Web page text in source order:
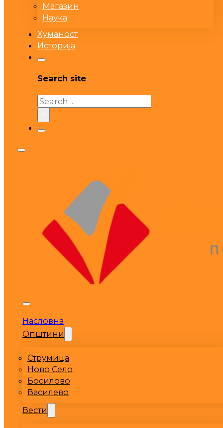
Магазин
Наука
Хуманост
Историја
Search site
Search
Насловна
Општини
Струмица
Ново Село
Босилово
Василево
Вести